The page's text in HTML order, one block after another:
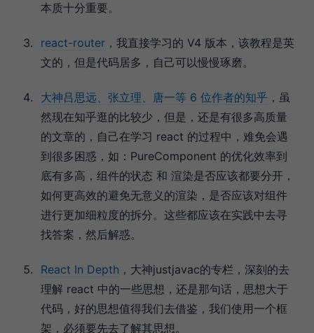
本质十分重要。
react-router ，我直接学习的 V4 版本，该教程是英
文的，但是代码居多，自己可以慢慢琢磨。
大神吕思远、张立理、唐一等 6 位作者的知乎 ，虽
然现在知乎逛的比较少，但是，还是有很多高质量
的文章的，自己在学习 react 的过程中，难免会遇
到很多困惑，如：PureComponent 的优化效率到
底有多高，组件的状态 和 渲染是否应该都要分开，
如何更高效的避免无意义的渲染，是否应该对组件
进行更加细粒度的拆分。这些都应该在实践中去寻
找答案，然后解惑。
React In Depth ，大神justjavac的专栏，深刻的去
理解 react 中的一些思想，还是那句话，思想大于
代码，好的思想值得我们去借鉴，我们使用一个框
架，必须要先去了解其思想。